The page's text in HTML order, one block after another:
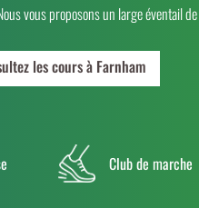
vous proposons un large éventail de
les cours à Farnham
Club de marche